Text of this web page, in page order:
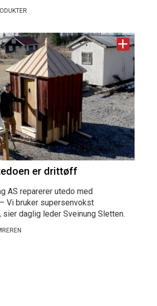
er drittøff
AS reparerer utedo med
Vi bruker supersenvokst
sier daglig leder Sveinung Sletten.